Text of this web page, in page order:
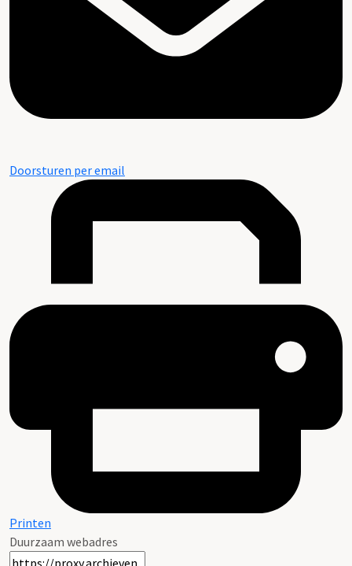
Doorsturen per email
Printen
Duurzaam webadres